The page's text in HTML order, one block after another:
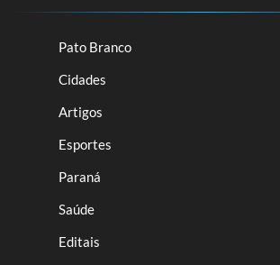
Pato Branco
Cidades
Artigos
Esportes
Paraná
Saúde
Editais